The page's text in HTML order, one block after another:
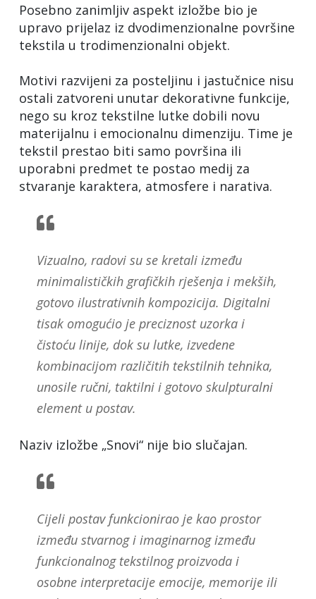
Posebno zanimljiv aspekt izložbe bio je
upravo prijelaz iz dvodimenzionalne površine
tekstila u trodimenzionalni objekt.
Motivi razvijeni za posteljinu i jastučnice nisu
ostali zatvoreni unutar dekorativne funkcije,
nego su kroz tekstilne lutke dobili novu
materijalnu i emocionalnu dimenziju. Time je
tekstil prestao biti samo površina ili
uporabni predmet te postao medij za
stvaranje karaktera, atmosfere i narativa.
Vizualno, radovi su se kretali između
minimalističkih grafičkih rješenja i mekših,
gotovo ilustrativnih kompozicija. Digitalni
tisak omogućio je preciznost uzorka i
čistoću linije, dok su lutke, izvedene
kombinacijom različitih tekstilnih tehnika,
unosile ručni, taktilni i gotovo skulpturalni
element u postav.
Naziv izložbe „Snovi“ nije bio slučajan.
Cijeli postav funkcionirao je kao prostor
između stvarnog i imaginarnog između
funkcionalnog tekstilnog proizvoda i
osobne interpretacije emocije, memorije ili